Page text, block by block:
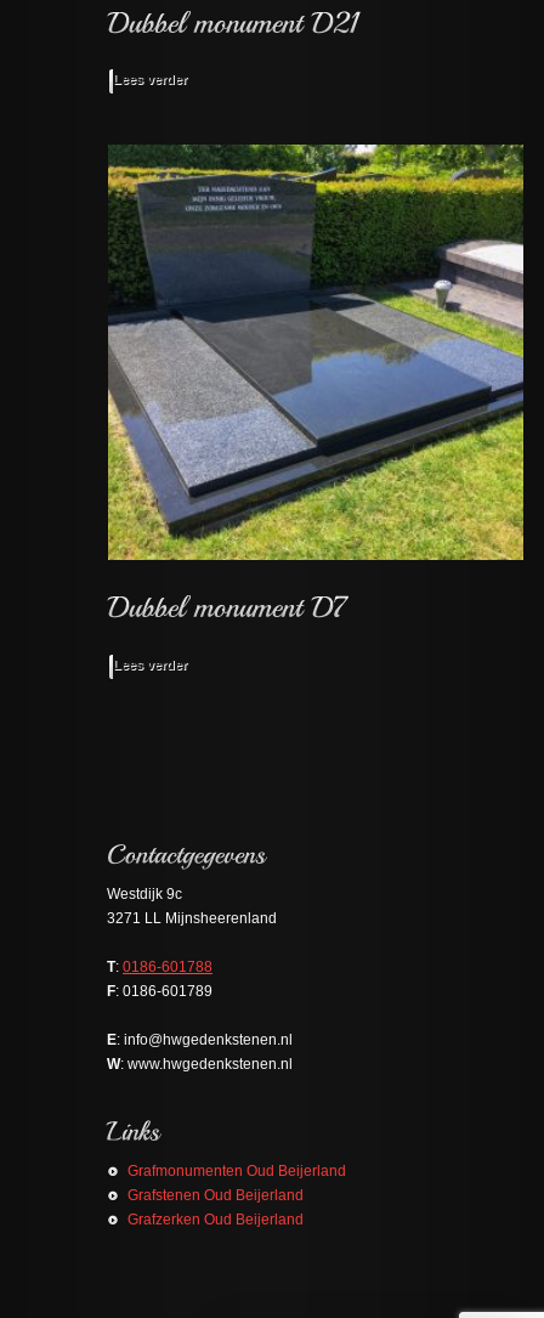
Lees verder
Lees verder
Westdijk 9c
3271 LL Mijnsheerenland
T: 0186-601788
F: 0186-601789
E: info@hwgedenkstenen.nl
W: www.hwgedenkstenen.nl
Grafmonumenten Oud Beijerland
Grafstenen Oud Beijerland
Grafzerken Oud Beijerland